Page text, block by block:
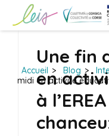
(Pressez
Entrée)Accueil > Blog >
midi en activité
Une fin
en
à